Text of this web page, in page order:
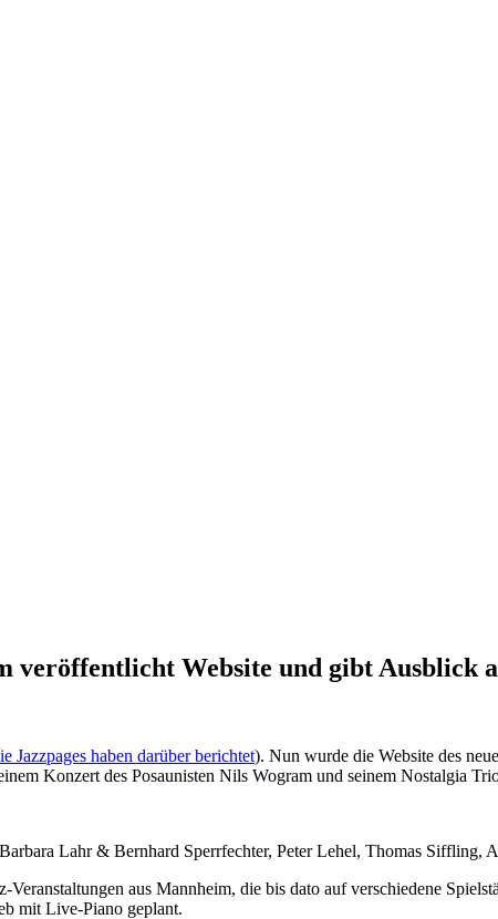
veröffentlicht Website und gibt Ausblick
Jazzpages haben darüber berichtet). Nun wurde die Website des
Konzert des Posaunisten Nils Wogram und seinem Nostalgia
Lahr & Bernhard Sperrfechter, Peter Lehel, Thomas Siffling,
Veranstaltungen aus Mannheim, die bis dato auf verschiedene
mit Live-Piano geplant.